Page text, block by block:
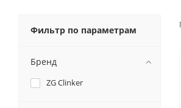
Фильтр по параметрам
Бренд
ZG Clinker